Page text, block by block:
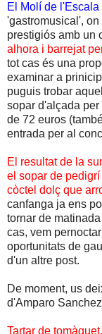
El Molí de l'Escala
'gastromusical',
prestigiós amb un
alhora i barrejat
tot cas és una
examinar a
puguis trobar
sopar d'alçada
de 72 euros
entrada per al
El resultat de la
el sopar de
còctel dolç que
canfanga ja ens
tornar de
cas, vem
oportunitats de
d'un altre post.
De moment, us
d'Amparo
Tartar de